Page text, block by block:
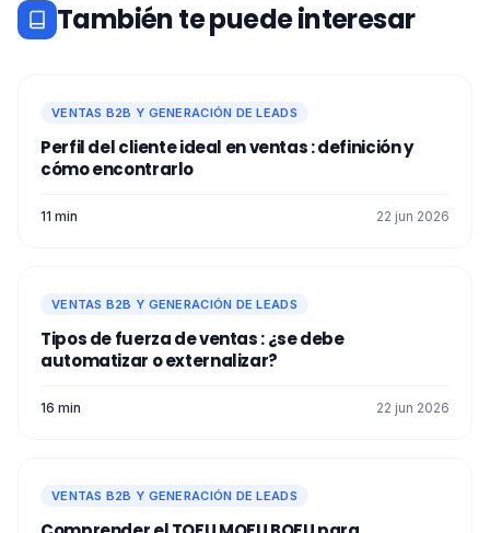
También te puede interesar
VENTAS B2B Y GENERACIÓN DE LEADS
Perfil del cliente ideal​ en ventas : definición y
cómo encontrarlo
11 min 22 jun 2026
VENTAS B2B Y GENERACIÓN DE LEADS
Tipos de fuerza de ventas : ¿se debe
automatizar o externalizar?
16 min 22 jun 2026
VENTAS B2B Y GENERACIÓN DE LEADS